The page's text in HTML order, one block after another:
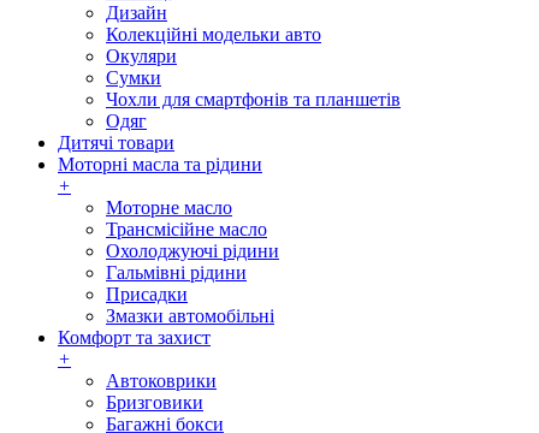
Дизайн
Колекційні модельки авто
Окуляри
Сумки
Чохли для смартфонів та планшетів
Одяг
Дитячі товари
Моторні масла та рідини
+
Моторне масло
Трансмісійне масло
Охолоджуючі рідини
Гальмівні рідини
Присадки
Змазки автомобільні
Комфорт та захист
+
Автоковрики
Бризговики
Багажні бокси